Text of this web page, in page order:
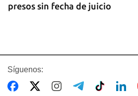
presos sin fecha de juicio
Síguenos: